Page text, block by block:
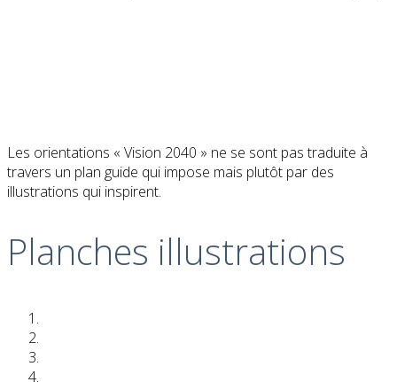
Les orientations « Vision 2040 » ne se sont pas traduite à
travers un plan guide qui impose mais plutôt par des
illustrations qui inspirent.
Planches illustrations